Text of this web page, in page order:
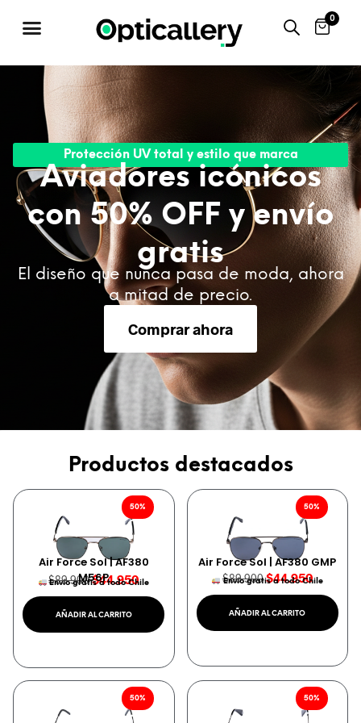
0
Protección UV total y estilo que marca
Aviadores icónicos
con 50% OFF y envío
gratis
El diseño que nunca pasa de moda, ahora
a mitad de precio.
Comprar ahora
Productos destacados
50%
Air Force Sol | AF380
M56P
$89.900$44.950
Envío gratis a todo Chile
AÑADIR AL CARRITO
50%
Air Force Sol | AF380 GMP
$89.900$44.950
Envío gratis a todo Chile
AÑADIR AL CARRITO
50% 50%